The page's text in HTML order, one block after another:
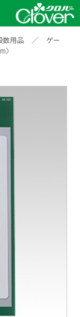
数用品 ／
ゲー
〉